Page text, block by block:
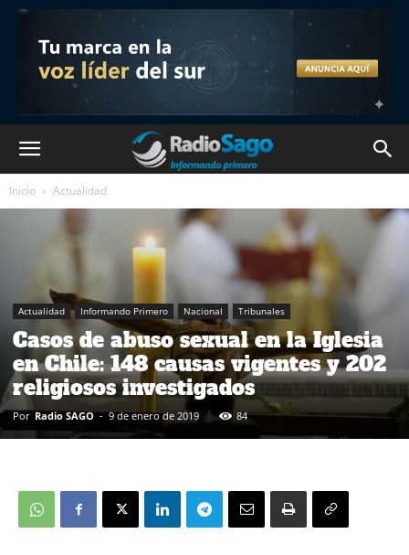
Inicio Actualidad
Actualidad Informando Primero Nacional Tribunales
Casos de abuso sexual en la Iglesia
en Chile: 148 causas vigentes y 202
religiosos investigados
Por Radio SAGO - 9 de enero de 2019 84